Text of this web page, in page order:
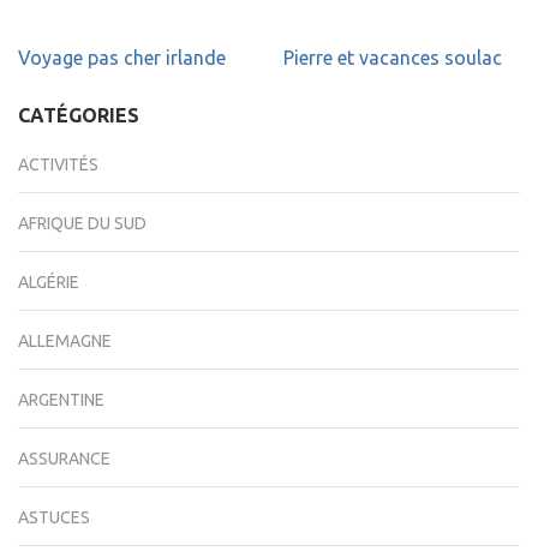
Navigation
l’article
Voyage pas cher irlande Pierre et vacances soulac
CATÉGORIES
ACTIVITÉS
AFRIQUE DU SUD
ALGÉRIE
ALLEMAGNE
ARGENTINE
ASSURANCE
ASTUCES